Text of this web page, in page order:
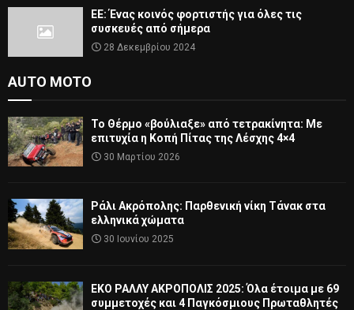
ΕΕ: Ένας κοινός φορτιστής για όλες τις
συσκευές από σήμερα
28 Δεκεμβρίου 2024
AUTO MOTO
Το Θέρμο «βούλιαξε» από τετρακίνητα: Με
επιτυχία η Κοπή Πίτας της Λέσχης 4×4
30 Μαρτίου 2026
Ράλι Ακρόπολης: Παρθενική νίκη Τάνακ στα
ελληνικά χώματα
30 Ιουνίου 2025
ΕΚΟ ΡΑΛΛΥ ΑΚΡΟΠΟΛΙΣ 2025: Όλα έτοιμα με 69
συμμετοχές και 4 Παγκόσμιους Πρωταθλητές